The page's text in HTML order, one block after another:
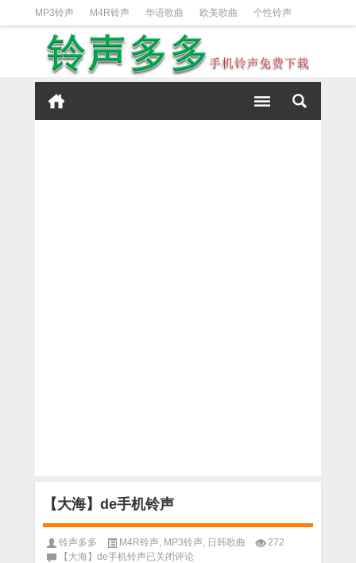
MP3铃声 M4R铃声 华语歌曲 欧美歌曲 个性铃声
日韩歌曲 动漫铃声 DJ铃声 短信铃声
iPhone铃声设置方法
【大海】de手机铃声
铃声多多 M4R铃声 MP3铃声 日韩歌曲
272
【大海】de手机铃声已关闭评论